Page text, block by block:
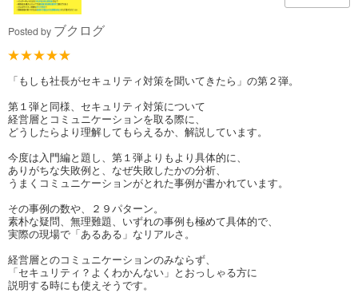
Posted by ブクログ
「もしも社長がセキュリティ対策を聞いてきたら」の第２弾。
第１弾と同様、セキュリティ対策について
経営層とコミュニケーションを取る際に、
どうしたらより理解してもらえるか、解説しています。
今度は入門編と題し、第１弾よりもより具体的に、
ありがちな失敗例と、なぜ失敗したかの分析、
うまくコミュニケーションがとれた事例が書かれています。
その事例の数や、２９パターン。
素朴な疑問、無理難題、いずれの事例も極めて具体的で、
実際の現場で「あるある」なリアルさ。
経営層とのコミュニケーションのみならず、
「セキュリティ？よくわかんない」とおっしゃる方に
説明する時にも使えそうです。